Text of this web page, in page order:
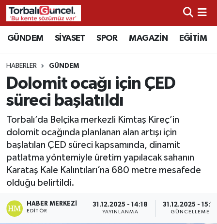
GÜNDEM SİYASET SPOR MAGAZİN EĞİTİM
HABERLER GÜNDEM
Dolomit ocağı için ÇED
süreci başlatıldı
Torbalı’da Belçika merkezli Kimtaş Kireç’in
dolomit ocağında planlanan alan artışı için
başlatılan ÇED süreci kapsamında, dinamit
patlatma yöntemiyle üretim yapılacak sahanın
Karataş Kale Kalıntıları’na 680 metre mesafede
olduğu belirtildi.
HABER MERKEZI
EDITÖR
31.12.2025 - 14:18
YAYINLANMA
31.12.2025 - 15:17
GÜNCELLEME
İzmir Nöbetçi Eczaneler
İzmir Hava Durumu
İzmir Namaz Vakitleri
İzmir Trafik Yoğunluk Haritası
Süper Lig Puan Durumu ve Fikstür
Tüm Manşetler
Son Dakika Haberleri
Haber Arşivi